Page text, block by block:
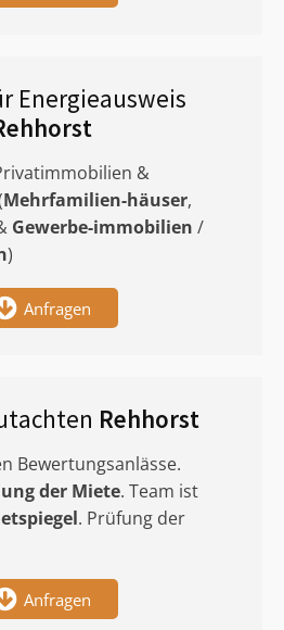
Energieausweis
&
Mehrfamilien-häuser,
Gewerbe-immobilien /
)
Anfragen
Rehhorst
Bewertungsanlässe.
der Miete. Team ist
. Prüfung der
Anfragen